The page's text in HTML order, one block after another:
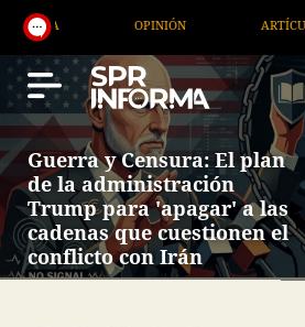
OPINIÓN ARTÍCULOS
Guerra y Censura: El plan
de la administración
Trump para 'apagar' a las
cadenas que cuestionen el
conflicto con Irán